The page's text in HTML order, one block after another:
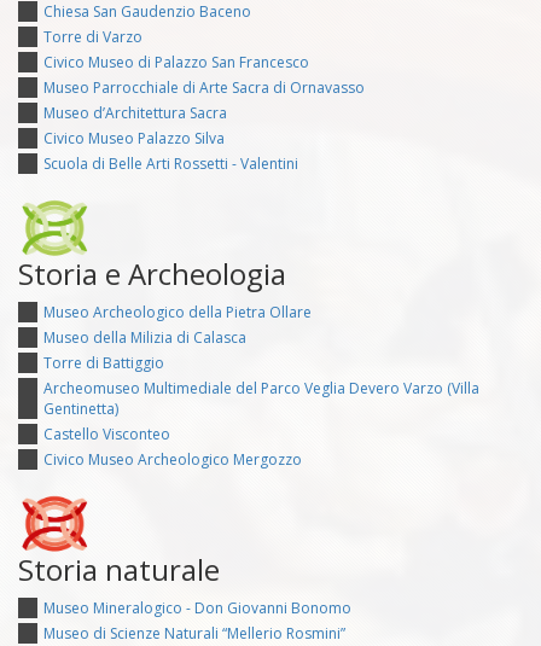
Chiesa San Gaudenzio Baceno
Torre di Varzo
Civico Museo di Palazzo San Francesco
Museo Parrocchiale di Arte Sacra di Ornavasso
Museo d’Architettura Sacra
Civico Museo Palazzo Silva
Scuola di Belle Arti Rossetti - Valentini
Storia e Archeologia
Museo Archeologico della Pietra Ollare
Museo della Milizia di Calasca
Torre di Battiggio
Archeomuseo Multimediale del Parco Veglia Devero Varzo (Villa
Gentinetta)
Castello Visconteo
Civico Museo Archeologico Mergozzo
Storia naturale
Museo Mineralogico - Don Giovanni Bonomo
Museo di Scienze Naturali “Mellerio Rosmini”